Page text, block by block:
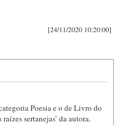
[24/11/2020 10:20:00]
Poesia e o de Livro do
sertanejas’ da autora.